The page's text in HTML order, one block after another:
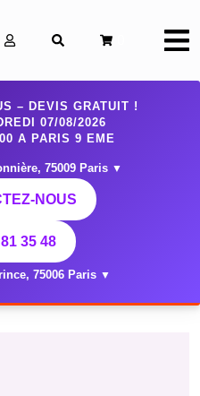
– DEVIS GRATUIT !
07/08/2026
A PARIS 9 EME
75009 Paris ▼
NOUS
35 48
75006 Paris ▼